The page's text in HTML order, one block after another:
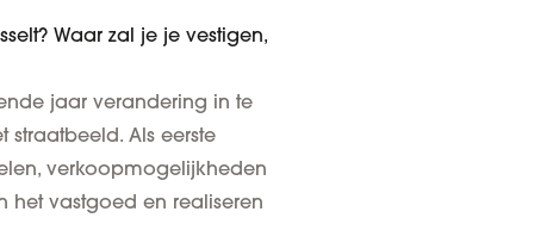
Waar zal je je vestigen,
jaar verandering in te
Als eerste
verkoopmogelijkheden
het vastgoed en realiseren